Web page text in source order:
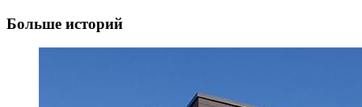
Больше историй